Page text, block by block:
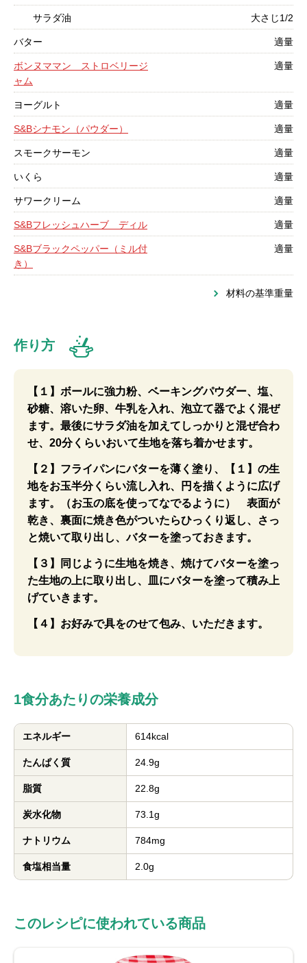
サラダ油 大さじ1/2
バター 適量
ボンヌママン ストロベリージ
ャム
適量
ヨーグルト 適量
S&Bシナモン（パウダー） 適量
スモークサーモン 適量
いくら 適量
サワークリーム 適量
S&Bフレッシュハーブ ディル 適量
S&Bブラックペッパー（ミル付
き）
適量
材料の基準重量
作り方
【１】ボールに強力粉、ベーキングパウダー、塩、
砂糖、溶いた卵、牛乳を入れ、泡立て器でよく混ぜ
ます。最後にサラダ油を加えてしっかりと混ぜ合わ
せ、20分くらいおいて生地を落ち着かせます。
【２】フライパンにバターを薄く塗り、【１】の生
地をお玉半分くらい流し入れ、円を描くように広げ
ます。（お玉の底を使ってなでるように） 表面が
乾き、裏面に焼き色がついたらひっくり返し、さっ
と焼いて取り出し、バターを塗っておきます。
【３】同じように生地を焼き、焼けてバターを塗っ
た生地の上に取り出し、皿にバターを塗って積み上
げていきます。
【４】お好みで具をのせて包み、いただきます。
1食分あたりの栄養成分
エネルギー 614kcal
たんぱく質 24.9g
脂質 22.8g
炭水化物 73.1g
ナトリウム 784mg
食塩相当量 2.0g
このレシピに使われている商品